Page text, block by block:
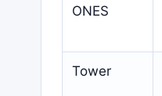
ONES
Tower